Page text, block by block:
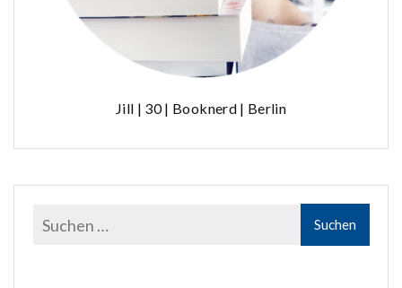
Jill | 30 | Booknerd | Berlin